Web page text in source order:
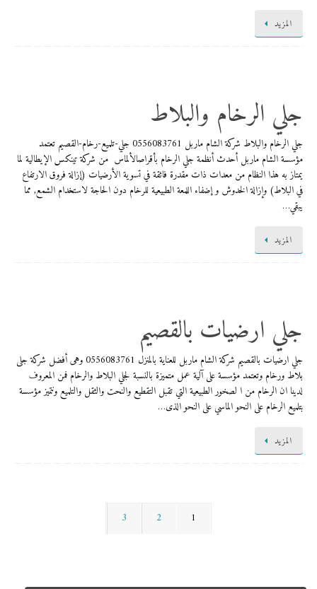
المزيد
جلي الرخام والبلاط
جلي الرخام والبلاط شركة الشام ماربل 0556083761 ​جلي-تلميع-رخام-القصيم تعتمد
مؤسسة الشام ماربل أحدث أنظمة جلي الرخام بأقراصالألماس من شركة تينكس الإيطالية لما
يمتاز به هذا النظام من معدات ذات مقدرة فائقة في تسوية الأرضيات (إزالة فروق الارتفاع
في البلاط) وإزالة الخدوش و إضفاء اللمعة الطبيعية للرخام دون الحاجة لاستخدام الشمع, مما
يبقي…
المزيد
جلي ارضيات بالقصيم
جلي ارضيات بالقصيم شركة الشام ماربل للعناية بالمنزل 0556083761 وهى أفضل شركة جلى
بلاط ورخام وتعتمد مؤسسة على آلية عمل متميزة بالنسبة لجلي البلاط والرخام فمن المعروف
لدينا ان الرخام من ا لصخور الطبيعية التي تقبل التقطيع والنحت والثقل والتلميع ونتميز مؤسسة
بتلميع الرخام على النحو الماسي على النحو الذى…
المزيد
1
2
3